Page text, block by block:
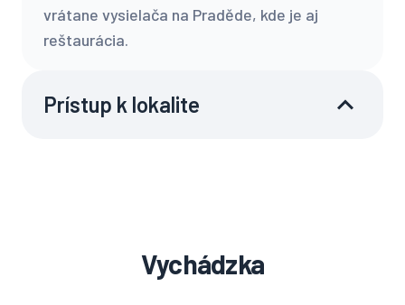
vrátane vysielača na Praděde, kde je aj
reštaurácia.
Prístup k lokalite
Vychádzka